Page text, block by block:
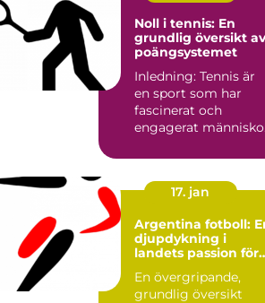
Noll i tennis: En
grundlig översikt av
poängsystemet
Inledning: Tennis är
en sport som har
fascinerat och
engagerat
de me...
17. jan
Argentina fotboll:
djupdykning i
landets passion för
En övergripande,
grundlig översikt